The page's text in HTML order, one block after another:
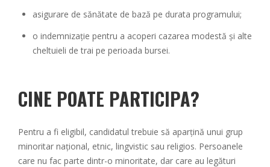
asigurare de sănătate de bază pe durata programului;
o indemnizație pentru a acoperi cazarea modestă și alte
cheltuieli de trai pe perioada bursei.
CINE POATE PARTICIPA?
Pentru a fi eligibil, candidatul trebuie să aparțină unui grup
minoritar național, etnic, lingvistic sau religios. Persoanele
care nu fac parte dintr-o minoritate, dar care au legături